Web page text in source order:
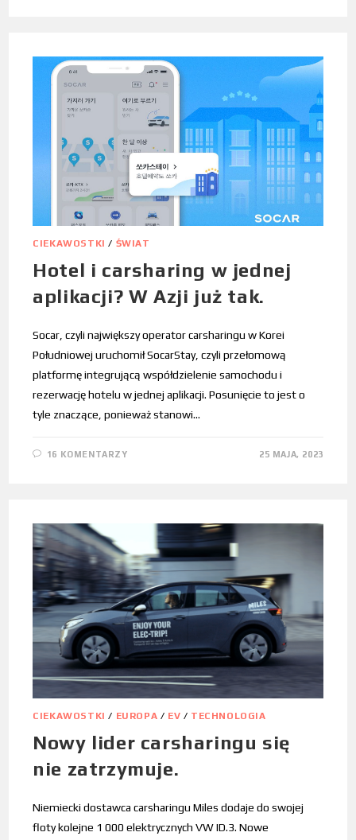
CIEKAWOSTKI / ŚWIAT
Hotel i carsharing w jednej
aplikacji? W Azji już tak.
Socar, czyli największy operator carsharingu w Korei
Południowej uruchomił SocarStay, czyli przełomową
platformę integrującą współdzielenie samochodu i
rezerwację hotelu w jednej aplikacji. Posunięcie to jest o
tyle znaczące, ponieważ stanowi…
16 KOMENTARZY 25 MAJA, 2023
CIEKAWOSTKI / EUROPA / EV / TECHNOLOGIA
Nowy lider carsharingu się
nie zatrzymuje.
Niemiecki dostawca carsharingu Miles dodaje do swojej
floty kolejne 1 000 elektrycznych VW ID.3. Nowe